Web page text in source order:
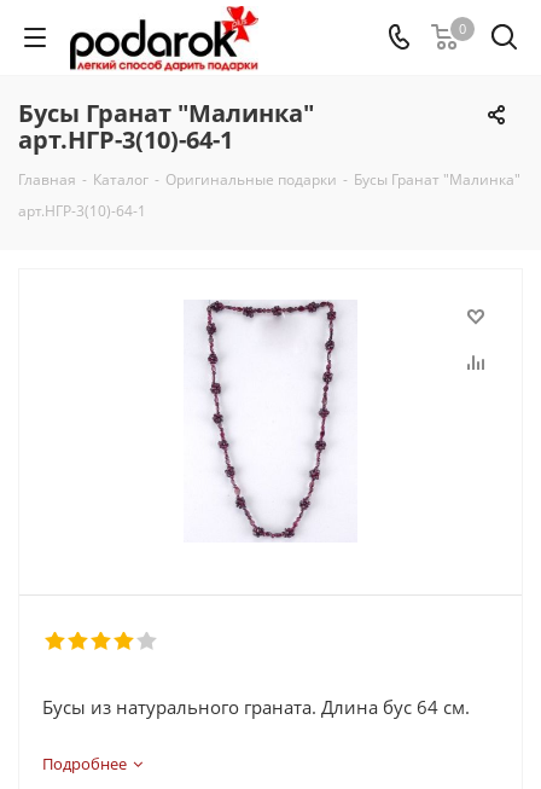
0
Бусы Гранат "Малинка"
арт.НГР-3(10)-64-1
Главная - Каталог - Оригинальные подарки - Бусы Гранат "Малинка"
арт.НГР-3(10)-64-1
Бусы из натурального граната. Длина бус 64 см.
Подробнее